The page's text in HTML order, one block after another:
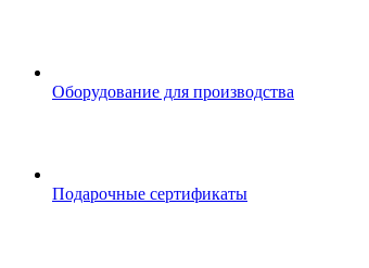
Оборудование для производства
Подарочные сертификаты